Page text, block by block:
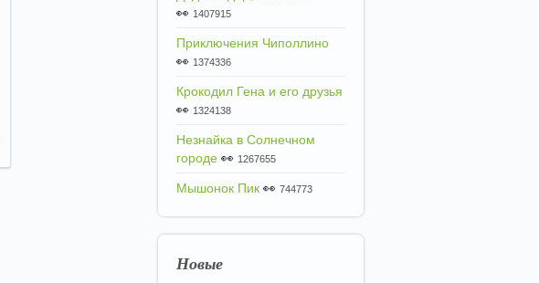
👀 1407915
Приключения Чиполлино
👀 1374336
Крокодил Гена и его друзья
👀 1324138
Незнайка в Солнечном
городе 👀 1267655
Мышонок Пик 👀 744773
Новые